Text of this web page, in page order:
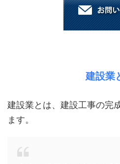
建設業
建設業とは、建設工事の完
ます。